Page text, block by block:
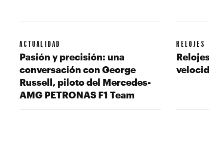
ACTUALIDAD
Pasión y precisión: una
conversación con George
Russell, piloto del Mercedes-
AMG PETRONAS F1 Team
RELOJES